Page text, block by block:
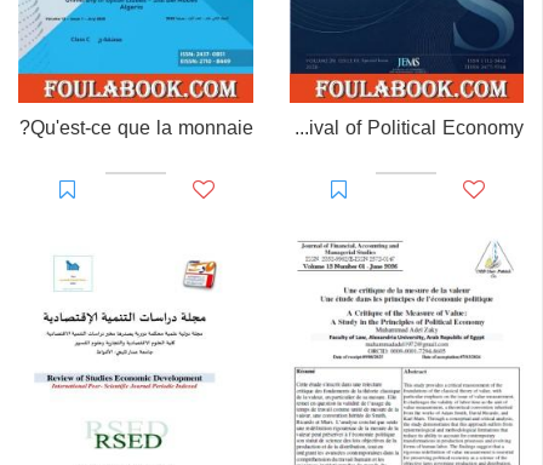
The Missing Measure: A Contribution to the Revival of Political Economy
Qu'est-ce que la monnaie?